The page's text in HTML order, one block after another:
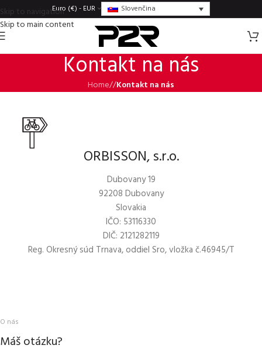
Skip to navigation
Skip to main content
Euro (€) - EUR Slovenčina
Kontakt na nás
Home/ Kontakt na nás
ORBISSON, s.r.o.
Dubovany 19
92208 Dubovany
Slovakia
IČO: 53116330
DIČ: 2121282119
Reg. Okresný súd Trnava, oddiel Sro, vložka č.46945/T
O nás
Máš otázku?